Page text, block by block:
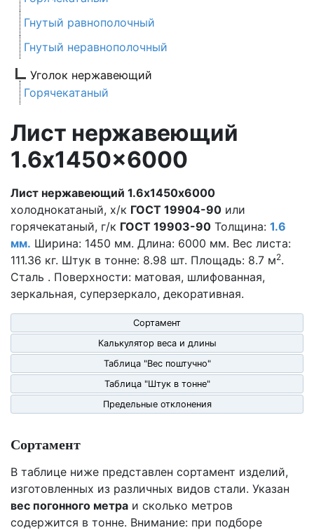
Гнутый равнополочный
Гнутый неравнополочный
Уголок нержавеющий
Горячекатаный
Лист нержавеющий
1.6x1450x6000
Лист нержавеющий 1.6х1450х6000
холоднокатаный, х/к ГОСТ 19904-90 или
горячекатаный, г/к ГОСТ 19903-90 Толщина: 1.6
мм. Ширина: 1450 мм. Длина: 6000 мм. Вес листа:
111.36 кг. Штук в тонне: 8.98 шт. Площадь: 8.7 м2.
Сталь . Поверхности: матовая, шлифованная,
зеркальная, суперзеркало, декоративная.
Сортамент
Калькулятор веса и длины
Таблица "Вес поштучно"
Таблица "Штук в тонне"
Предельные отклонения
Сортамент
В таблице ниже представлен сортамент изделий,
изготовленных из различных видов стали. Указан
вес погонного метра и сколько метров
содержится в тонне. Внимание: при подборе